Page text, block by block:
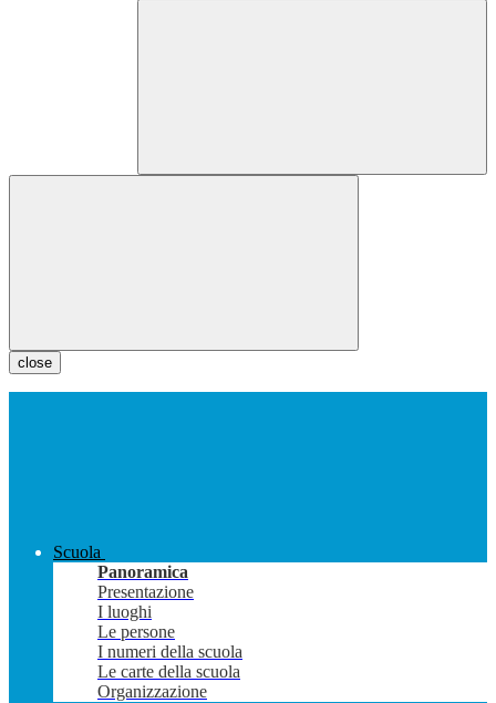
close
Scuola
Panoramica
Presentazione
I luoghi
Le persone
I numeri della scuola
Le carte della scuola
Organizzazione